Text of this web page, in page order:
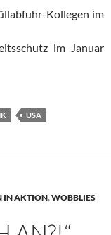
Kollegen im
im Januar
USA
IN AKTION,WOBBLIES